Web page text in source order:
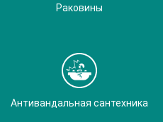
Раковины
Антивандальная сантехника